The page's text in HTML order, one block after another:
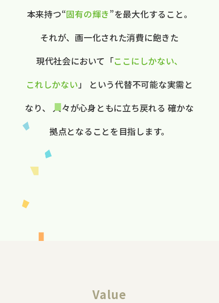
本来持つ“固有の​輝き”を​最大化する​こと。
それが、​画一化された​消費に​飽きた​
現代社会に​おいて ​「ここに​しかない、​
これしかない 」
と​いう​代替不可能な​実需と​
なり、
人々が​心身ともに​立ち戻れる 確かな​
拠点と​なる​ことを​目指します。​
Value